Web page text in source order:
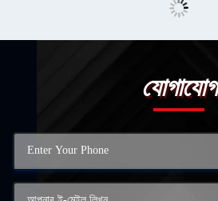
যোগাযোগ